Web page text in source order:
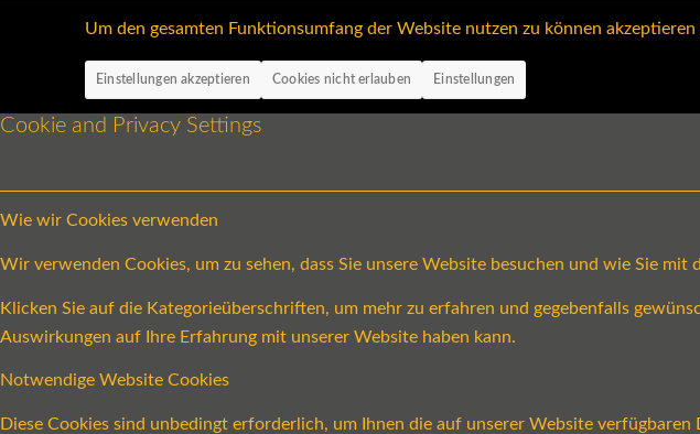
Um den gesamten Funktionsumfang der Website nutzen zu können
Einstellungen akzeptieren Cookies nicht erlauben Einstellungen
Cookie and Privacy Settings
Wie wir Cookies verwenden
Wir verwenden Cookies, um zu sehen, dass Sie unsere Website besuchen und wie Sie
Klicken Sie auf die Kategorieüberschriften, um mehr zu erfahren und gegebenfalls
Auswirkungen auf Ihre Erfahrung mit unserer Website haben kann.
Notwendige Website Cookies
Diese Cookies sind unbedingt erforderlich, um Ihnen die auf unserer Website